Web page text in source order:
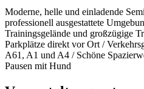
Moderne, helle und einladende
professionell ausgestattete
Trainingsgelände und großzügige
Parkplätze direkt vor Ort /
A61, A1 und A4 / Schöne
Pausen mit Hund